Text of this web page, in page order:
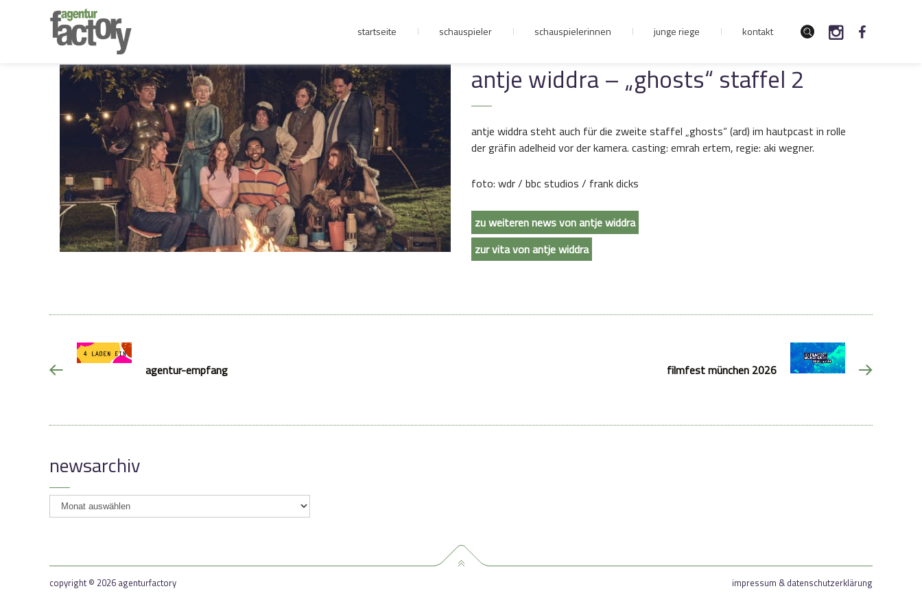
junge riege
kontakt
startseite schauspieler schauspielerinnen junge riege kontakt
antje widdra – „ghosts“ staffel 2
antje widdra steht auch für die zweite staffel „ghosts“ (ard) im hautpcast in rolle
der gräfin adelheid vor der kamera. casting: emrah ertem, regie: aki wegner.
foto: wdr / bbc studios / frank dicks
zu weiteren news von antje widdra
zur vita von antje widdra
agentur-empfang filmfest münchen 2026
newsarchiv
newsarchiv
copyright © 2026 agenturfactory impressum & datenschutzerklärung